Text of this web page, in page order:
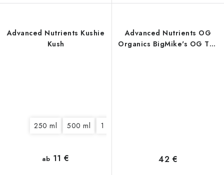
Advanced Nutrients Kushie
Kush
250 ml 500 ml 1 l
ab 11 €
Advanced Nutrients OG
Organics BigMike's OG Tea
42 €